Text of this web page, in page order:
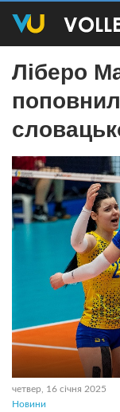
Ліберо
четвер, 16 січня 2025
Новини